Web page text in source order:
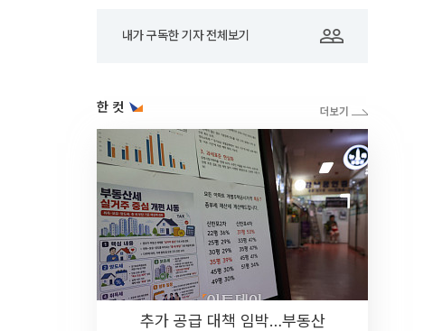
내가 구독한 기자 전체보기
한 컷
추가 공급 대책 임박…부동산